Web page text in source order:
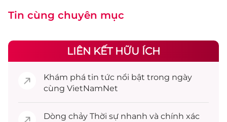
Tin cùng chuyên mục
LIÊN KẾT HỮU ÍCH
Khám phá tin tức nổi bật trong ngày
cùng VietNamNet
Dòng chảy Thời sự nhanh và chính xác